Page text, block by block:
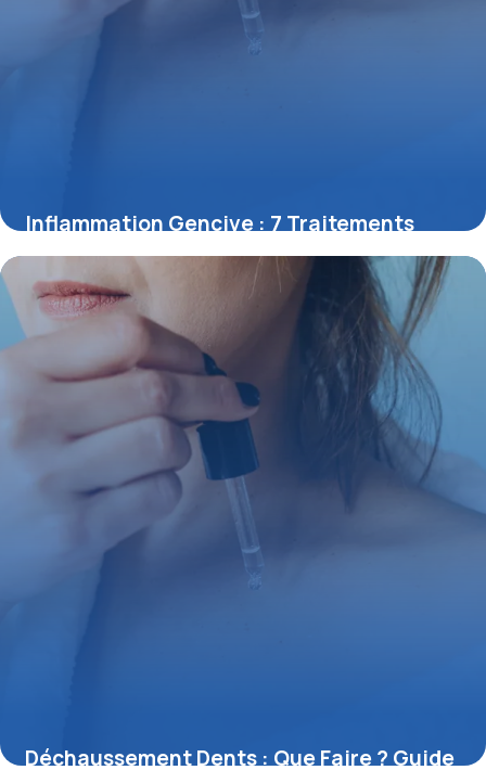
Inflammation Gencive : 7 Traitements
Naturels
1 juin 2026
Déchaussement Dents : Que Faire ? Guide